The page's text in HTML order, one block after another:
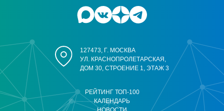
РЕЙТИНГ ТОП-100
КАЛЕНДАРЬ
127473, Г. МОСКВА
УЛ. КРАСНОПРОЛЕТАРСКАЯ,
ДОМ 30, СТРОЕНИЕ 1, ЭТАЖ 3